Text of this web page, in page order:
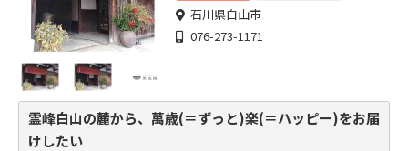
石川県白山市
076-273-1171
霊峰白山の麓から、萬歳(＝ずっと)楽(＝ハッピー)をお届
けしたい